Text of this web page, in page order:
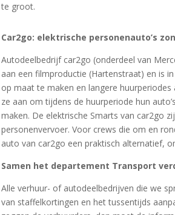
te groot.
Car2go: elektrische personenauto’s
Autodeelbedrijf car2go (onderdeel van
aan een filmproductie (Hartenstraat) en is
op maat te maken en langere huurperiodes
ze aan om tijdens de huurperiode hun
maken. De elektrische Smarts van car2go
personenvervoer. Voor crews die om en
auto van car2go een praktisch alternatief,
Samen het departement Transport
Alle verhuur- of autodeelbedrijven die we
van staffelkortingen en het tussentijds